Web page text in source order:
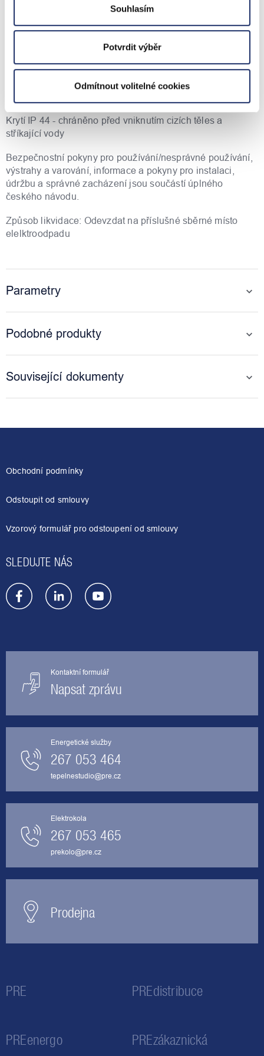
Souhlasím
Potvrdit výběr
Odmítnout volitelné cookies
GPSR
info@dzd.cz, tel.: +420 326 370 911
Krytí IP 44 - chráněno před vniknutím cizích těles a
stříkající vody
Bezpečnostní pokyny pro používání/nesprávné používání,
výstrahy a varování, informace a pokyny pro instalaci,
údržbu a správné zacházení jsou součástí úplného
českého návodu.
Způsob likvidace: Odevzdat na příslušné sběrné místo
elelktroodpadu
Parametry
Podobné produkty
Související dokumenty
Obchodní podmínky
Odstoupit od smlouvy
Vzorový formulář pro odstoupení od smlouvy
SLEDUJTE NÁS
Kontaktní formulář
Napsat zprávu
Energetické služby
267 053 464
tepelnestudio@pre.cz
Elektrokola
267 053 465
prekolo@pre.cz
Prodejna
PRE PREdistribuce
PREenergo PREzákaznická